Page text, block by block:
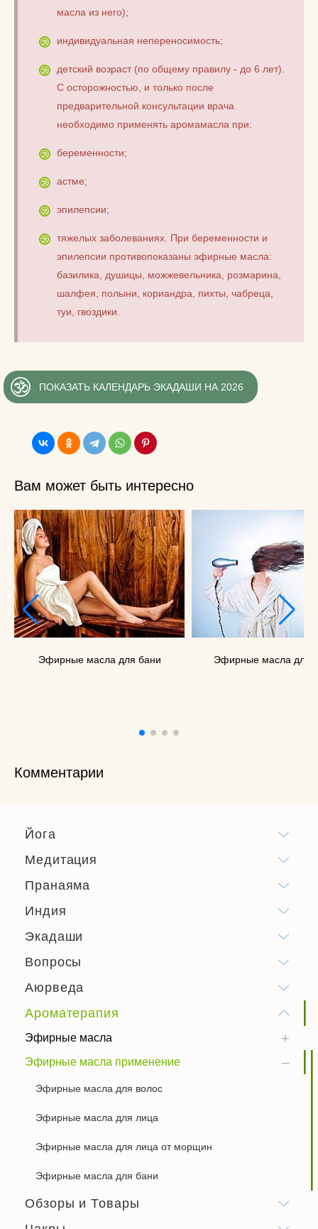
масла из него);
индивидуальная непереносимость;
детский возраст (по общему правилу - до 6 лет).
С осторожностью, и только после
предварительной консультации врача
необходимо применять аромамасла при:
беременности;
астме;
эпилепсии;
тяжелых заболеваниях. При беременности и
эпилепсии противопоказаны эфирные масла:
базилика, душицы, можжевельника, розмарина,
шалфея, полыни, кориандра, пихты, чабреца,
туи, гвоздики.
ПОКАЗАТЬ КАЛЕНДАРЬ ЭКАДАШИ НА 2026
Вам может быть интересно
Эфирные масла для бани Эфирные масла для
Комментарии
Йога
Медитация
Пранаяма
Индия
Экадаши
Вопросы
Аюрведа
Ароматерапия
Эфирные масла
Эфирные масла применение
Эфирные масла для волос
Эфирные масла для лица
Эфирные масла для лица от морщин
Эфирные масла для бани
Обзоры и Товары